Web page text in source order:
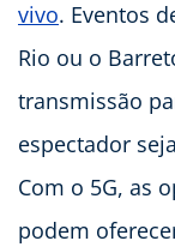
vivo. Eventos
Rio ou o
transmissão
espectador
Com o 5G, as
podem